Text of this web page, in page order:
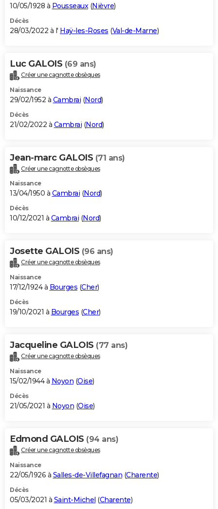
10/05/1928 à Pousseaux(Nièvre)
Décès
28/03/2022 à l' Haÿ-les-Roses (Val-de-Marne)
Luc GALOIS (69 ans)
Créer une cagnotte obsèques
Naissance
29/02/1952 à Cambrai (Nord)
Décès
21/02/2022 à Cambrai (Nord)
Jean-marc GALOIS (71 ans)
Créer une cagnotte obsèques
Naissance
13/04/1950 à Cambrai (Nord)
Décès
10/12/2021 à Cambrai (Nord)
Josette GALOIS (96 ans)
Créer une cagnotte obsèques
Naissance
17/12/1924 à Bourges (Cher)
Décès
19/10/2021 à Bourges (Cher)
Jacqueline GALOIS (77 ans)
Créer une cagnotte obsèques
Naissance
15/02/1944 à Noyon (Oise)
Décès
21/05/2021 à Noyon (Oise)
Edmond GALOIS (94 ans)
Créer une cagnotte obsèques
Naissance
22/05/1926 à Salles-de-Villefagnan (Charente)
Décès
05/03/2021 à Saint-Michel (Charente)